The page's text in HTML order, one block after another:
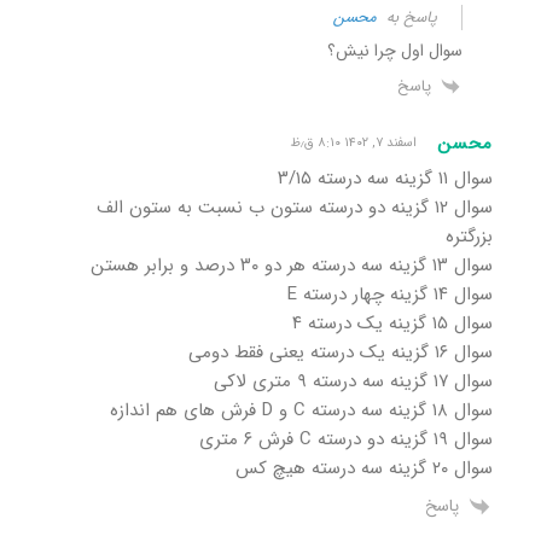
پاسخ به محسن
سوال اول چرا نیش؟
پاسخ
محسن اسفند ۷, ۱۴۰۲ ۸:۱۰ ق٫ظ
سوال ۱۱ گزینه سه درسته ۳/۱۵
سوال ۱۲ گزینه دو درسته ستون ب نسبت به ستون الف
بزرگتره
سوال ۱۳ گزینه سه درسته هر دو ۳۰ درصد و برابر هستن
سوال ۱۴ گزینه چهار درسته E
سوال ۱۵ گزینه یک درسته ۴
سوال ۱۶ گزینه یک درسته یعنی فقط دومی
سوال ۱۷ گزینه سه درسته ۹ متری لاکی
سوال ۱۸ گزینه سه درسته C و D‌ فرش های هم اندازه
سوال ۱۹ گزینه دو درسته C‌ فرش ۶ متری
سوال ۲۰ گزینه سه درسته هیچ کس
پاسخ